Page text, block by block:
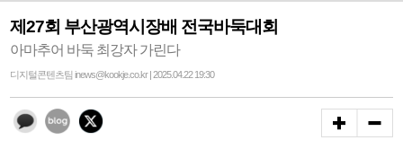
제27회 부산광역시장배 전국바둑대회
아마추어 바둑 최강자 가린다
디지털콘텐츠팀 inews@kookje.co.kr | 2025.04.22 19:30